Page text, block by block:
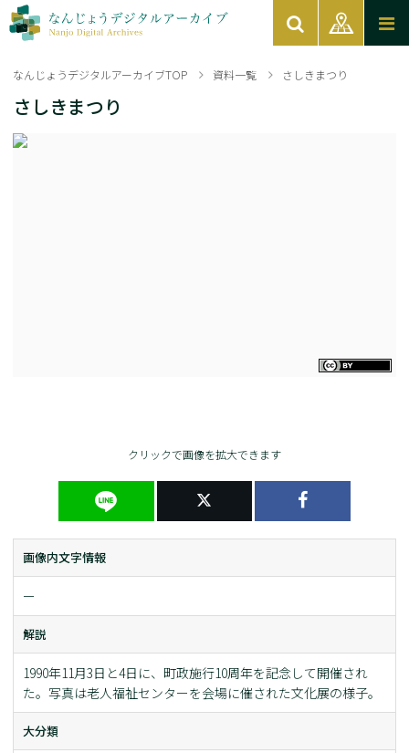
なんじょうデジタルアーカイブTOP 資料一覧 さしきまつり
さしきまつり
クリックで画像を拡大できます
画像内文字情報
ー
解説
1990年11月3日と4日に、町政施行10周年を記念して開催され
た。写真は老人福祉センターを会場に催された文化展の様子。
大分類